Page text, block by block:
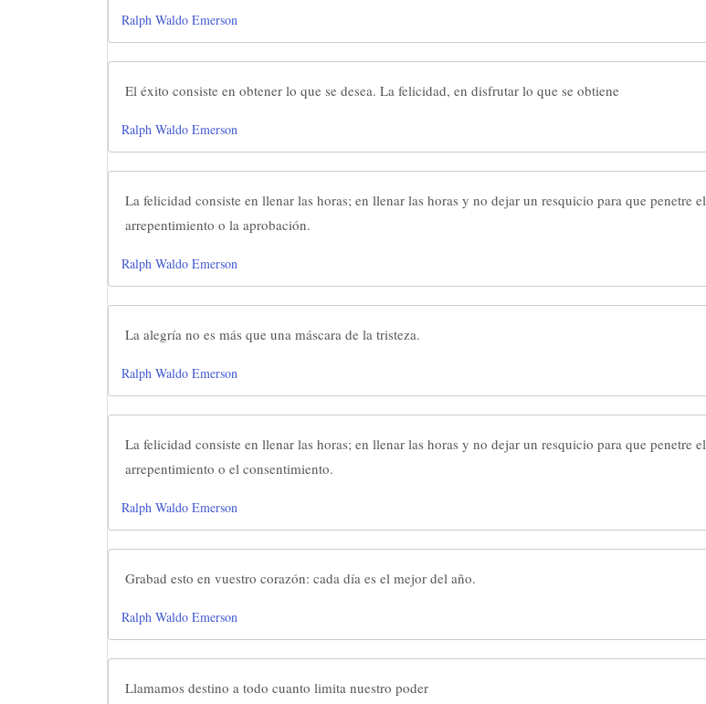
Ralph Waldo Emerson
El éxito consiste en obtener lo que se desea. La felicidad, en disfrutar lo que se obtiene
Ralph Waldo Emerson
La felicidad consiste en llenar las horas; en llenar las horas y no dejar un resquicio para que penetre el
arrepentimiento o la aprobación.
Ralph Waldo Emerson
La alegría no es más que una máscara de la tristeza.
Ralph Waldo Emerson
La felicidad consiste en llenar las horas; en llenar las horas y no dejar un resquicio para que penetre el
arrepentimiento o el consentimiento.
Ralph Waldo Emerson
Grabad esto en vuestro corazón: cada día es el mejor del año.
Ralph Waldo Emerson
Llamamos destino a todo cuanto limita nuestro poder